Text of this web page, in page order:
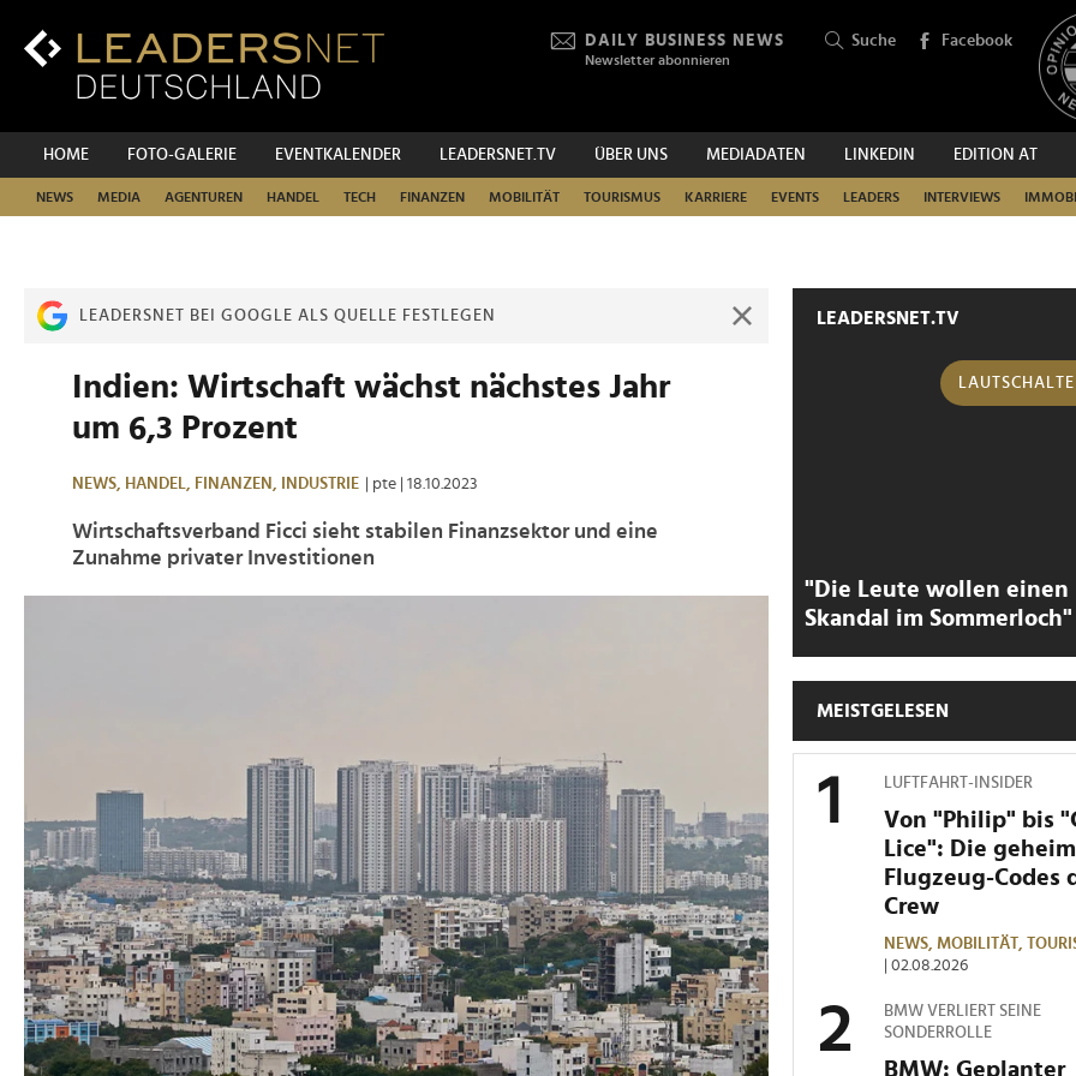
Inhalt
DAILY BUSINESS NEWS
Newsletter abonnieren
Suche Facebook
HOME FOTO-GALERIE EVENTKALENDER LEADERSNET.TV ÜBER UNS MEDIADATEN LINKEDIN EDITION AT
NEWS MEDIA AGENTUREN HANDEL TECH FINANZEN MOBILITÄT TOURISMUS KARRIERE EVENTS LEADERS INTERVIEWS
SUCHEN
LEADERSNET BEI GOOGLE ALS QUELLE FESTLEGEN
Indien: Wirtschaft wächst nächstes Jahr
um 6,3 Prozent
NEWS, HANDEL, FINANZEN, INDUSTRIE | pte | 18.10.2023
Wirtschaftsverband Ficci sieht stabilen Finanzsektor und eine
Zunahme privater Investitionen
LEADERSNET.TV
"Die Leute wollen einen
Skandal im Sommerloch"
MEISTGELESEN
LUFTFAHRT-INSIDER
Von "Philip" bis
Lice": Die
Flugzeug-Codes
Crew
NEWS, MOBILITÄT,
| 02.08.2026
BMW VERLIERT SEINE
SONDERROLLE
BMW: Geplanter